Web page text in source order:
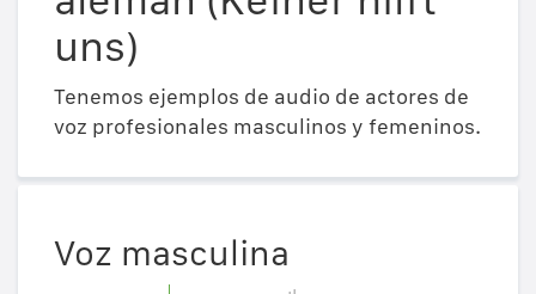
uns)
Tenemos ejemplos de audio de actores de
voz profesionales masculinos y femeninos.
Voz masculina